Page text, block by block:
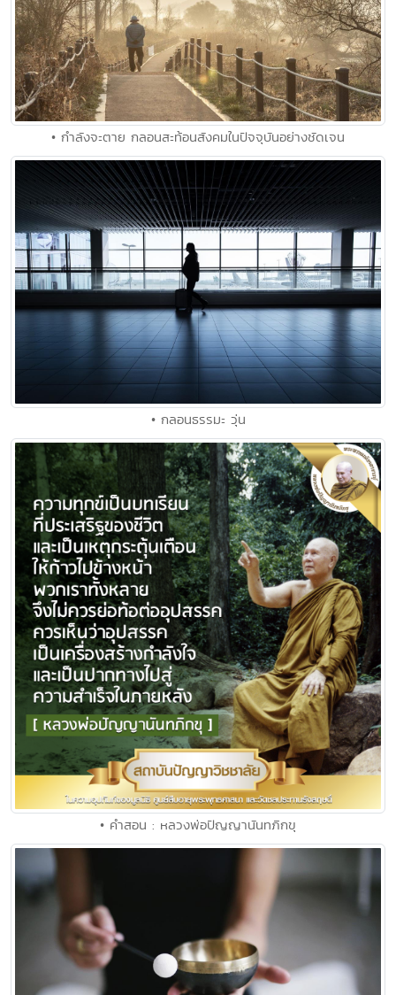
• กำลังจะตาย กลอนสะท้อนสังคมในปัจจุบันอย่างชัดเจน
• กลอนธรรมะ วุ่น
• คำสอน : หลวงพ่อปัญญานันทภิกขุ